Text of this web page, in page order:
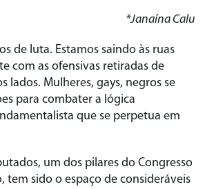
*Janaína Calu
de luta. Estamos saindo às ruas
com as ofensivas retiradas de
lados. Mulheres, gays, negros se
para combater a lógica
que se perpetua em
um dos pilares do Congresso
tem sido o espaço de consideráveis